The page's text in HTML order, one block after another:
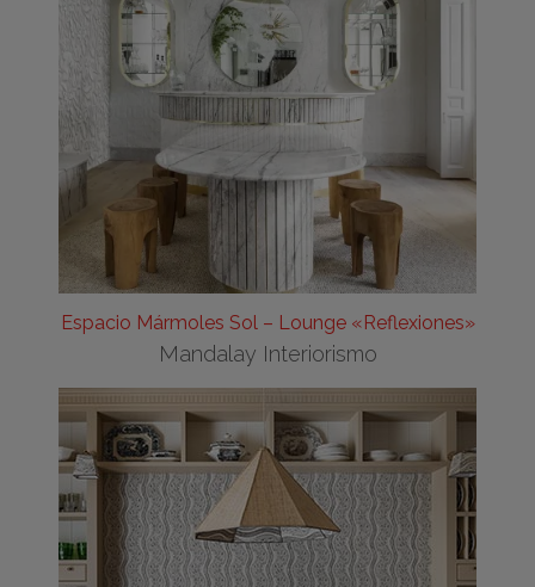
Espacio Mármoles Sol – Lounge «Reflexiones»
Mandalay Interiorismo